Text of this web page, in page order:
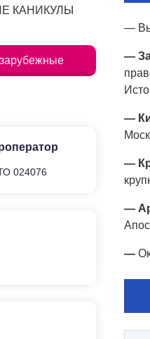
КАНИКУЛЫ
024076
—
—
—
—
—
—